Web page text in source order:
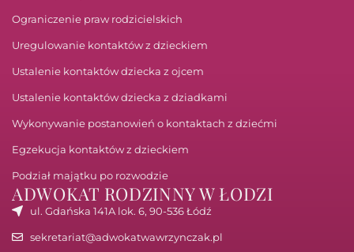
Ograniczenie praw rodzicielskich
Uregulowanie kontaktów z dzieckiem
Ustalenie kontaktów dziecka z ojcem
Ustalenie kontaktów dziecka z dziadkami
Wykonywanie postanowień o kontaktach z dziećmi
Egzekucja kontaktów z dzieckiem
Podział majątku po rozwodzie
ADWOKAT RODZINNY W ŁODZI
ul. Gdańska 141A lok. 6, 90-536 Łódź
sekretariat@adwokatwawrzynczak.pl